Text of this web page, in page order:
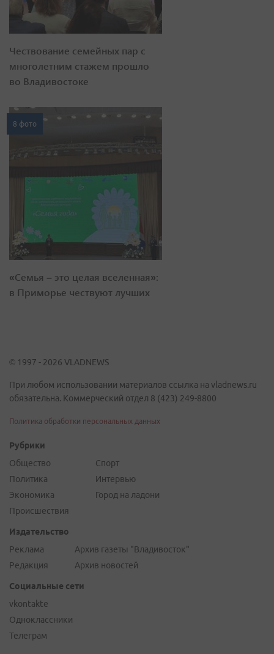
Чествование семейных пар с
многолетним стажем прошло
во Владивостоке
8 фото
«Семья – это целая вселенная»:
в Приморье чествуют лучших
© 1997 - 2026 VLADNEWS
При любом использовании материалов ссылка на vladnews.ru
обязательна. Коммерческий отдел 8 (423) 249-8800
Политика обработки персональных данных
Рубрики
Общество
Политика
Экономика
Происшествия
Спорт
Интервью
Город на ладони
Издательство
Реклама
Редакция
Архив газеты "Владивосток"
Архив новостей
Социальные сети
vkontakte
Одноклассники
Телеграм